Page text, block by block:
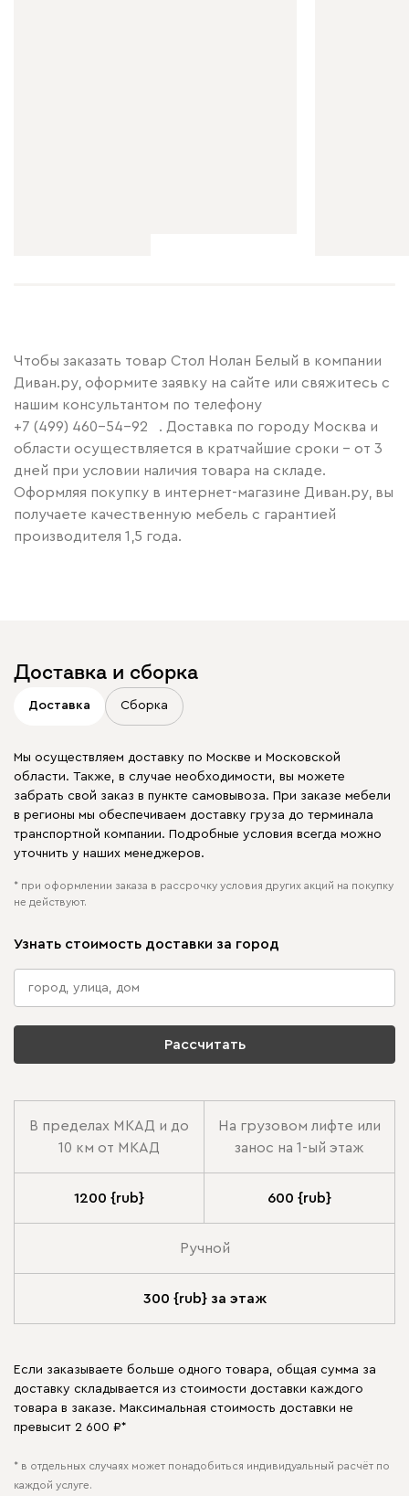
Чтобы заказать товар Стол Нолан Белый в компании
Диван.ру, оформите заявку на сайте или свяжитесь с
нашим консультантом по телефону
+7 (499) 460-54-92
. Доставка по городу Москва и
области осуществляется в кратчайшие сроки – от 3
дней при условии наличия товара на складе.
Оформляя покупку в интернет-магазине Диван.ру, вы
получаете качественную мебель с гарантией
производителя 1,5 года.
Доставка и сборка
Доставка Сборка
Мы осуществляем доставку по Москве и Московской
области. Также, в случае необходимости, вы можете
забрать свой заказ в пункте самовывоза. При заказе мебели
в регионы мы обеспечиваем доставку груза до терминала
транспортной компании. Подробные условия всегда можно
уточнить у наших менеджеров.
* при оформлении заказа в рассрочку условия других акций на покупку
не действуют.
Узнать стоимость доставки за город
Рассчитать
В пределах МКАД и до
10 км от МКАД
На грузовом лифте или
занос на 1-ый этаж
1200 {rub} 600 {rub}
Ручной
300 {rub} за этаж
Если заказываете больше одного товара, общая сумма за
доставку складывается из стоимости доставки каждого
товара в заказе. Максимальная стоимость доставки не
превысит 2 600 ₽*
* в отдельных случаях может понадобиться индивидуальный расчёт по
каждой услуге.